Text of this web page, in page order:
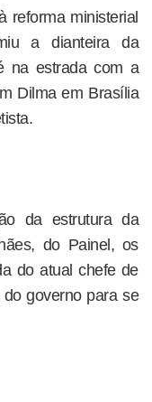
reforma ministerial
a dianteira da
na estrada com a
Dilma em Brasília
da estrutura da
do Painel, os
do atual chefe de
governo para se